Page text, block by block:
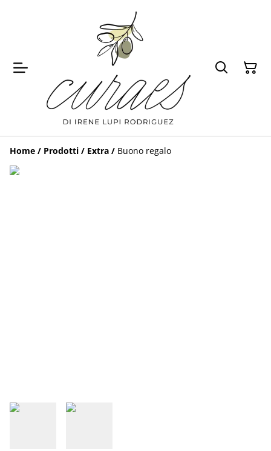
Home / Prodotti / Extra / Buono regalo